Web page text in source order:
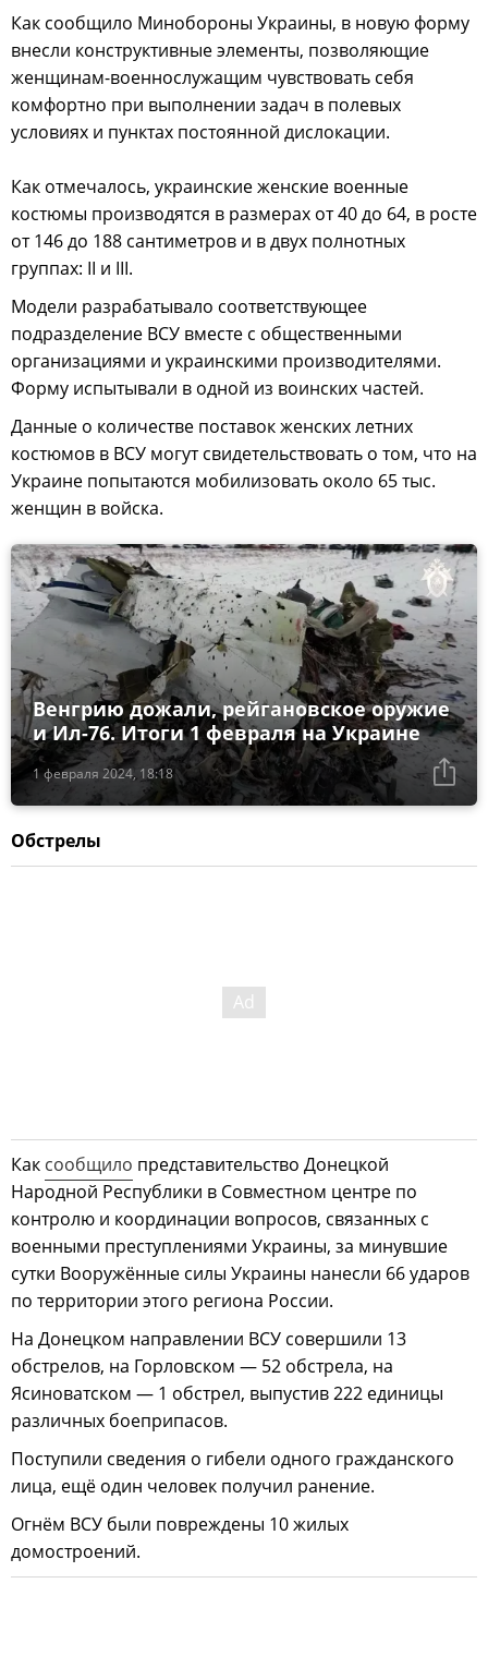
Как сообщило Минобороны Украины, в новую форму
внесли конструктивные элементы, позволяющие
женщинам-военнослужащим чувствовать себя
комфортно при выполнении задач в полевых
условиях и пунктах постоянной дислокации.
Как отмечалось, украинские женские военные
костюмы производятся в размерах от 40 до 64, в росте
от 146 до 188 сантиметров и в двух полнотных
группах: ІІ и ІІІ.
Модели разрабатывало соответствующее
подразделение ВСУ вместе с общественными
организациями и украинскими производителями.
Форму испытывали в одной из воинских частей.
Данные о количестве поставок женских летних
костюмов в ВСУ могут свидетельствовать о том, что на
Украине попытаются мобилизовать около 65 тыс.
женщин в войска.
1 февраля 2024, 18:18
Венгрию дожали, рейгановское оружие
и Ил-76. Итоги 1 февраля на Украине
Обстрелы
Как сообщило представительство Донецкой
Народной Республики в Совместном центре по
контролю и координации вопросов, связанных с
военными преступлениями Украины, за минувшие
сутки Вооружённые силы Украины нанесли 66 ударов
по территории этого региона России.
На Донецком направлении ВСУ совершили 13
обстрелов, на Горловском — 52 обстрела, на
Ясиноватском — 1 обстрел, выпустив 222 единицы
различных боеприпасов.
Поступили сведения о гибели одного гражданского
лица, ещё один человек получил ранение.
Огнём ВСУ были повреждены 10 жилых
домостроений.